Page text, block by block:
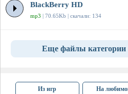
BlackBerry HD
mp3 | 70.65Kb | скачали: 134
Еще файлы
Из игр На